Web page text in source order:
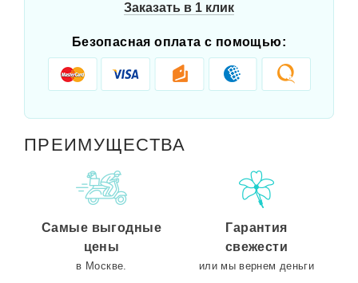
Заказать в 1 клик
Безопасная оплата с помощью:
ПРЕИМУЩЕСТВА
Самые выгодные
цены
в Москве.
Гарантия
свежести
или мы вернем деньги